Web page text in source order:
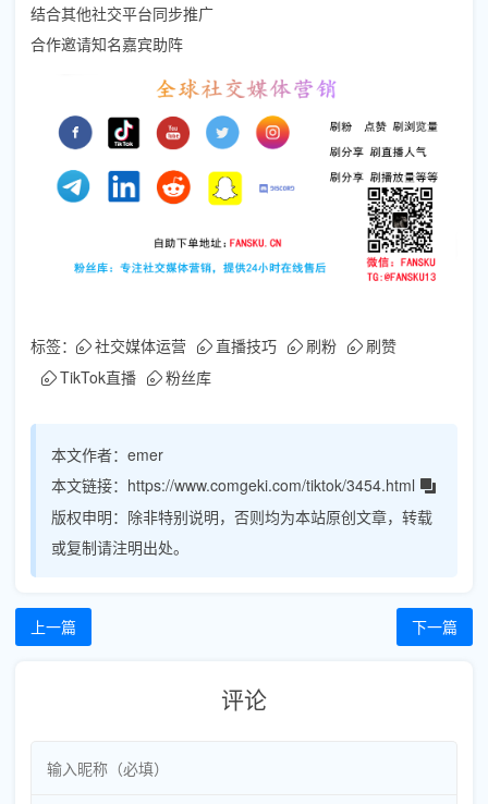
结合其他社交平台同步推广
合作邀请知名嘉宾助阵
标签： 社交媒体运营 直播技巧 刷粉
刷赞
TikTok直播
粉丝库
本文作者： emer
本文链接： https://www.comgeki.com/tiktok/3454.html
版权申明： 除非特别说明，否则均为本站原创文章，转载
或复制请注明出处。
上一篇 下一篇
评论